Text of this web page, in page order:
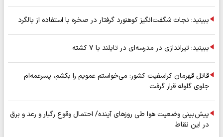
ببینید: نجات شگفت‌انگیز کوهنورد گرفتار در صخره با استفاده از بالگرد
ببینید: تیراندازی در مدرسه‌ای در تایلند با ۷ کشته
قاتل قهرمان کراسفیت کشور: می‌خواستم عمویم را بکشم، پسرعمه‌ام
جلوی گلوله قرار گرفت
پیش‌بینی وضعیت هوا طی روزهای آینده/ احتمال وقوع رگبار و رعد و برق
در این نقاط